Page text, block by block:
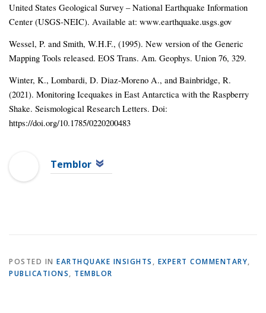
United States Geological Survey – National Earthquake Information
Center (USGS-NEIC). Available at: www.earthquake.usgs.gov
Wessel, P. and Smith, W.H.F., (1995). New version of the Generic
Mapping Tools released. EOS Trans. Am. Geophys. Union 76, 329.
Winter, K., Lombardi, D. Diaz-Moreno A., and Bainbridge, R.
(2021). Monitoring Icequakes in East Antarctica with the Raspberry
Shake. Seismological Research Letters. Doi:
https://doi.org/10.1785/0220200483
Temblor
POSTED IN EARTHQUAKE INSIGHTS , EXPERT COMMENTARY,
PUBLICATIONS, TEMBLOR